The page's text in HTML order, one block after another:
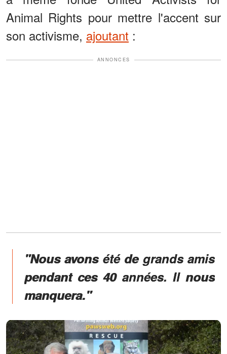
Animal Rights pour mettre l'accent sur
son activisme, ajoutant :
ANNONCES
"Nous avons été de grands amis
pendant ces 40 années. Il nous
manquera."